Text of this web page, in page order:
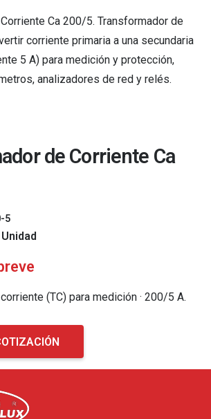
Ca 200/5. Transformador de
corriente primaria a una secundaria
5 A) para medición y protección,
analizadores de red y relés.
de Corriente Ca
5
Unidad
(TC) para medición · 200/5 A.